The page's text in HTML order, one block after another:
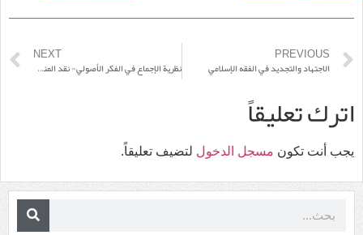
PREVIOUS
الاجتهاد والتجديد في الفقه الإسلامي
NEXT
نظرية الإجماع في الفكر الأصولي- نقد المنطلقات النصيّة المشرعنة
اترك تعليقاً
يجب أنت تكون مسجل الدخول لتضيف تعليقاً.